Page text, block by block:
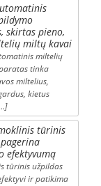
skirtas pieno,
miltų kavai
miltelių
tinka
miltelius,
kietus
tūrinis
efektyvumą
tūrinis užpildas
ir patikima